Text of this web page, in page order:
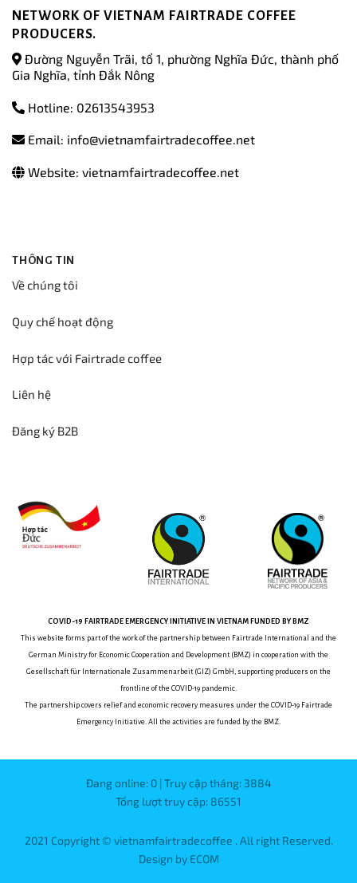
NETWORK OF VIETNAM FAIRTRADE COFFEE
PRODUCERS.
Đường Nguyễn Trãi, tổ 1, phường Nghĩa Đức, thành phố
Gia Nghĩa, tỉnh Đắk Nông
Hotline: 02613543953
Email: info@vietnamfairtradecoffee.net
Website: vietnamfairtradecoffee.net
THÔNG TIN
Về chúng tôi
Quy chế hoạt động
Hợp tác với Fairtrade coffee
Liên hệ
Đăng ký B2B
COVID-19 FAIRTRADE EMERGENCY INITIATIVE IN VIETNAM FUNDED BY BMZ
This website forms part of the work of the partnership between Fairtrade International and the
German Ministry for Economic Cooperation and Development (BMZ) in cooperation with the
Gesellschaft für Internationale Zusammenarbeit (GIZ) GmbH, supporting producers on the
frontline of the COVID-19 pandemic.
The partnership covers relief and economic recovery measures under the COVID-19 Fairtrade
Emergency Initiative. All the activities are funded by the BMZ.
Đang online: 0 | Truy cập tháng: 3884
Tổng lượt truy cập: 86551
2021 Copyright © vietnamfairtradecoffee . All right Reserved.
Design by ECOM